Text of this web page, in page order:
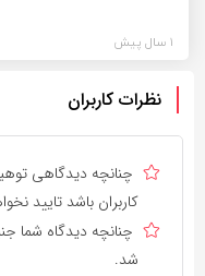
1 سال پیش
نظرات کاربران
چنانچه دیدگاهی
کاربران باشد تایید
چنانچه دیدگاه شما
شد.